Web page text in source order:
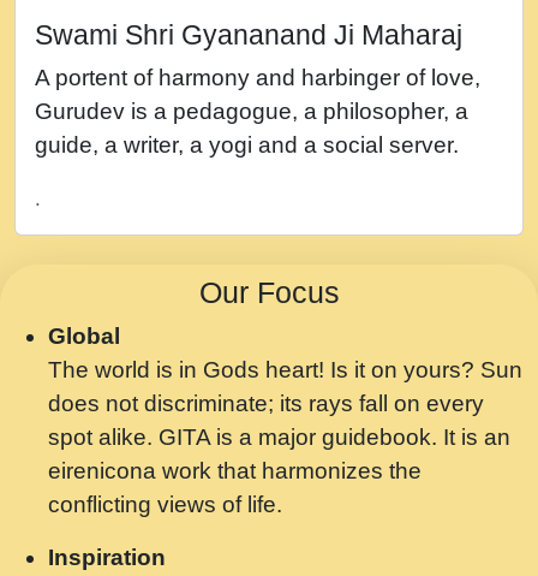
नह भरस रह लडडल... अपन खट करम क !!!! मह दद
सहर चरण क .....mp3
बगड नसब कसन सवर तर बगर Shri ravinandan
shastri ji maharaj.mp3
Chahe Ram Ho Chahe Shyam Ho.mp3
मझ अपन जवन बनन न आय, रठ हर क मनन न आय
Shri ravinandan shastri ji maharaj.mp3
मन अशांत मंत्र जाप - गीता प्रेरणा -Swami
Gyananand Ji Maharaj.mp3
मन बध लय परम वल कगन Special Shyam
Saawariya.mp3
Swami Shri Gyananand Ji Maharaj
A portent of harmony and harbinger of love,
Gurudev is a pedagogue, a philosopher, a
guide, a writer, a yogi and a social server.
.
Our Focus
Global
The world is in Gods heart! Is it on yours? Sun
does not discriminate; its rays fall on every
spot alike. GITA is a major guidebook. It is an
eirenicona work that harmonizes the
conflicting views of life.
Inspiration